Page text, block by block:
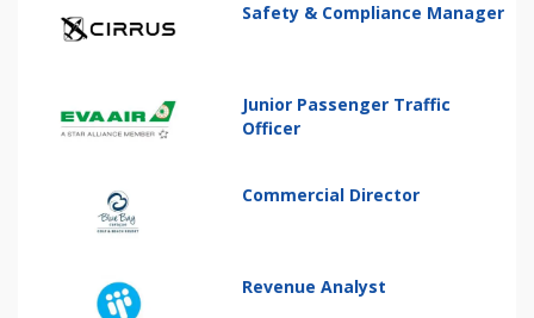
Safety & Compliance Manager
Junior Passenger Traffic
Officer
Commercial Director
Revenue Analyst